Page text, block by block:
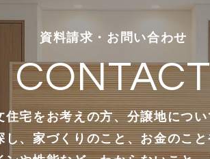
資料請求・お問い合わせ
住宅をお考えの方、分譲地につい
し、家づくりのこと、お金のこ